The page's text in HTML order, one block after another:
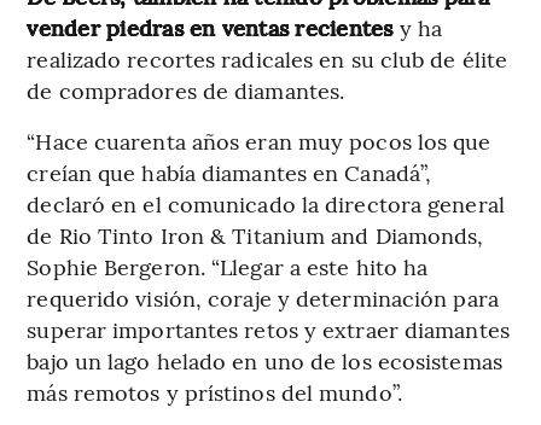
vender piedras en ventas recientesy ha
realizado recortes radicales en su club de élite
de compradores de diamantes.
“Hace cuarenta años eran muy pocos los que
creían que había diamantes en Canadá”,
declaró en el comunicado la directora general
de Rio Tinto Iron & Titanium and Diamonds,
Sophie Bergeron. “Llegar a este hito ha
requerido visión, coraje y determinación para
superar importantes retos y extraer diamantes
bajo un lago helado en uno de los ecosistemas
más remotos y prístinos del mundo”.